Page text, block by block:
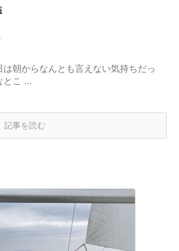
朝からなんとも言えない気持ちだっ
とこ ...
記事を読む